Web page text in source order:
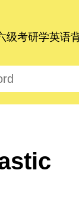
级考研学英语